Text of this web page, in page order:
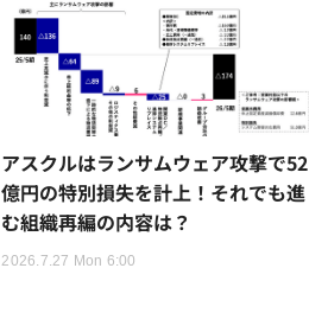
アスクルはランサムウェア攻撃で52
億円の特別損失を計上！それでも進
む組織再編の内容は？
2026.7.27 Mon 6:00